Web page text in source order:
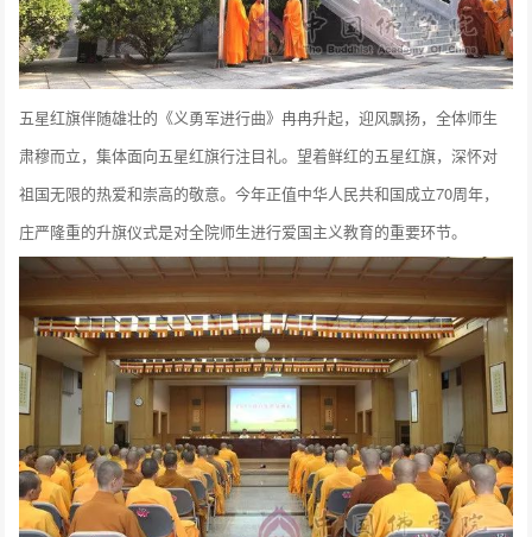
五星红旗伴随雄壮的《义勇军进行曲》冉冉升起，迎风飘扬，全体师生
肃穆而立，集体面向五星红旗行注目礼。望着鲜红的五星红旗，深怀对
祖国无限的热爱和崇高的敬意。今年正值中华人民共和国成立70周年，
庄严隆重的升旗仪式是对全院师生进行爱国主义教育的重要环节。